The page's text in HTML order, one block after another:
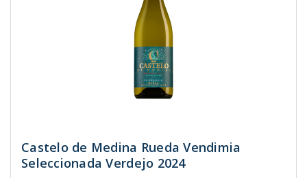
Castelo de Medina Rueda Vendimia
Seleccionada Verdejo 2024